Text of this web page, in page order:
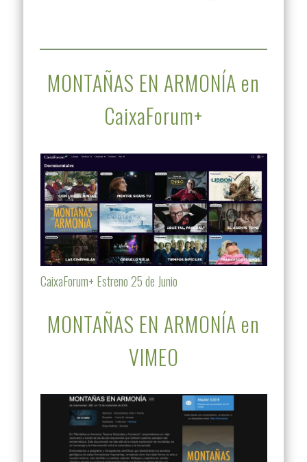
MONTAÑAS EN ARMONÍA en
CaixaForum+
CaixaForum+ Estreno 25 de Junio
MONTAÑAS EN ARMONÍA en
VIMEO